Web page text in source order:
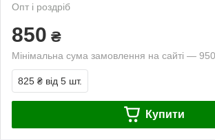
Опт і роздріб
850 ₴
Мінімальна сума замовлення на сайті —
825 ₴ від 5 шт.
Купити